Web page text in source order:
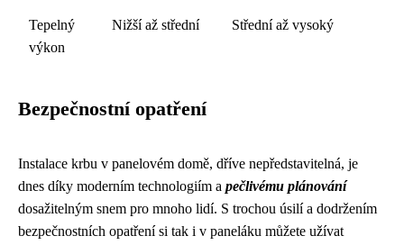
Tepelný
výkon
Nižší až střední Střední až vysoký
Bezpečnostní opatření
Instalace krbu v panelovém domě, dříve nepředstavitelná, je
dnes díky moderním technologiím a pečlivému plánování
dosažitelným snem pro mnoho lidí. S trochou úsilí a dodržením
bezpečnostních opatření si tak i v paneláku můžete užívat